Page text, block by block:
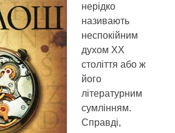
нерідко
називають
неспокійним
духом ХХ
століття або ж
його
літературним
сумлінням.
Справді,